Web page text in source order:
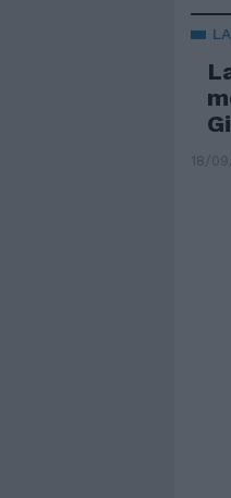
18/